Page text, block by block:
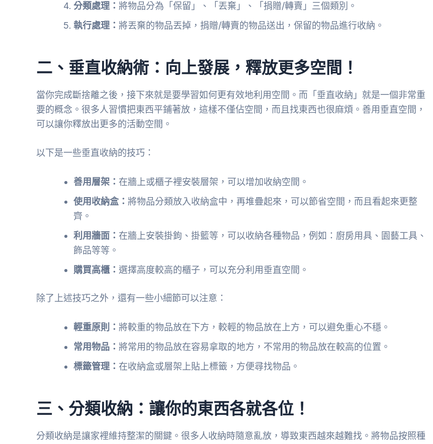
分類處理： 將物品分為「保留」、「丟棄」、「捐贈/轉賣」三個類別。
執行處理： 將丟棄的物品丟掉，捐贈/轉賣的物品送出，保留的物品進行收納。
二、垂直收納術：向上發展，釋放更多空間！
當你完成斷捨離之後，接下來就是要學習如何更有效地利用空間。而「垂直收納」就是一個非常重
要的概念。很多人習慣把東西平鋪著放，這樣不僅佔空間，而且找東西也很麻煩。善用垂直空間，
可以讓你釋放出更多的活動空間。
以下是一些垂直收納的技巧：
善用層架： 在牆上或櫃子裡安裝層架，可以增加收納空間。
使用收納盒： 將物品分類放入收納盒中，再堆疊起來，可以節省空間，而且看起來更整
齊。
利用牆面： 在牆上安裝掛鉤、掛籃等，可以收納各種物品，例如：廚房用具、園藝工具、
飾品等等。
購買高櫃： 選擇高度較高的櫃子，可以充分利用垂直空間。
除了上述技巧之外，還有一些小細節可以注意：
輕重原則： 將較重的物品放在下方，較輕的物品放在上方，可以避免重心不穩。
常用物品： 將常用的物品放在容易拿取的地方，不常用的物品放在較高的位置。
標籤管理： 在收納盒或層架上貼上標籤，方便尋找物品。
三、分類收納：讓你的東西各就各位！
分類收納是讓家裡維持整潔的關鍵。很多人收納時隨意亂放，導致東西越來越難找。將物品按照種